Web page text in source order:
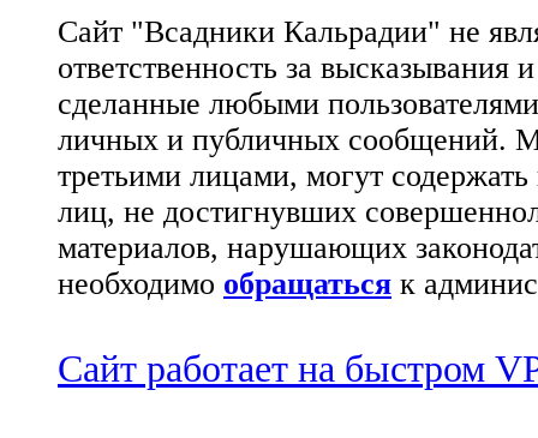
Сайт "Всадники Кальрадии" не
ответственность за
сделанные любыми
личных и публичных сообщений.
третьими лицами, могут
лиц, не достигнувших
материалов, нарушающих
необходимо обращаться к
Сайт работает на быстром